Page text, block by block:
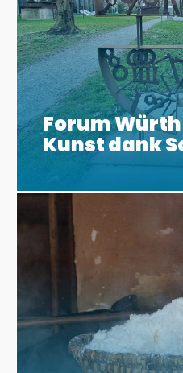
Forum
Kunst dank